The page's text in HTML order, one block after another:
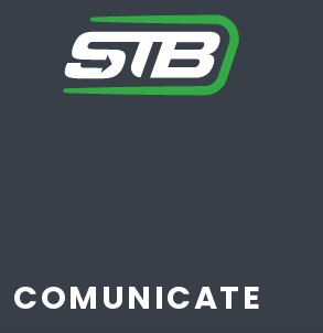
COMUNICATE